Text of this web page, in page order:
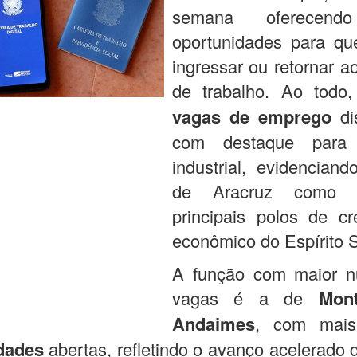
semana
oportunidades para
ingressar ou retornar
de trabalho. Ao
vagas de emprego
com destaque
industrial,
de Aracruz como
principais polos de
econômico do Espírito
A função com maior
vagas é a de
Andaimes, com
abertas, refletindo o avanço acelerado